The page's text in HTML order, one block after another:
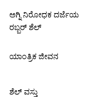
ಅಗ್ನಿ ನಿರೋಧಕ ದರ್ಜೆಯ
ರಬ್ಬರ್ ಶೆಲ್
ಯಾಂತ್ರಿಕ ಜೀವನ
ಶೆಲ್ ವಸ್ತು